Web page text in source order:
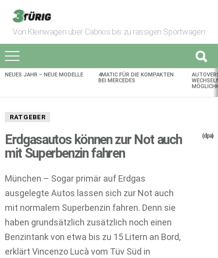
Von Kleinwagen über Cabrios bis zu rassigen Sportwagen
AKTUELLES
NEUES JAHR – NEUE MODELLE
4MATIC FÜR DIE KOMPAKTEN
BEI MERCEDES
RATGEBER
Erdgasautos können zur Not auch
mit Superbenzin fahren
(dpa)
München – Sogar primär auf Erdgas
ausgelegte Autos lassen sich zur Not auch
mit normalem Superbenzin fahren. Denn sie
haben grundsätzlich zusätzlich noch einen
Benzintank von etwa bis zu 15 Litern an Bord,
erklärt Vincenzo Lucà vom Tüv Süd in